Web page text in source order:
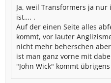
Ja, weil Transformers ja
ist…. .
Auf der einen Seite alles
kommt, vor lauter
nicht mehr beherschen
ist man ganz vorne mit
"John Wick" kommt